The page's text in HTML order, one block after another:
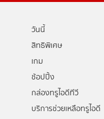
วันนี้
สิทธิพิเศษ
เกม
ช้อปปิ้ง
กล่องทรูไอดีทีวี
บริการช่วยเหลือทรูไอดี